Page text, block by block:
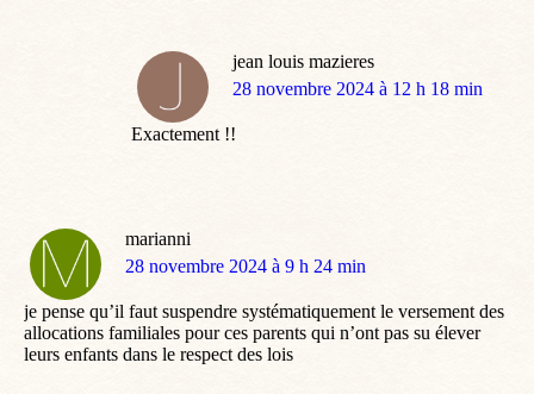
jean louis mazieres
dit
28 novembre 2024 à 12 h 18 min
Exactement !!
marianni
dit
28 novembre 2024 à 9 h 24 min
je pense qu’il faut suspendre systématiquement le versement des
allocations familiales pour ces parents qui n’ont pas su élever
leurs enfants dans le respect des lois